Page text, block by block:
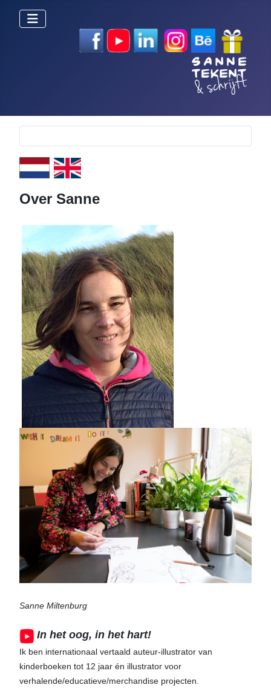
Selecteer de taal
Over Sanne
Sanne Miltenburg
In het oog, in het hart!
Ik ben internationaal vertaald auteur-illustrator van
kinderboeken tot 12 jaar én illustrator voor
verhalende/educatieve/merchandise projecten.